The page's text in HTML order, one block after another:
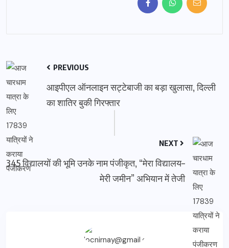
PREVIOUS
आइपीएल ऑनलाइन सट्टेबाजी का बड़ा खुलासा, दिल्ली
का शातिर बुकी गिरफ्तार
NEXT
345 विद्यालयों की भूमि उनके नाम पंजीकृत, “मेरा विद्यालय–
मेरी जमीन” अभियान में तेजी